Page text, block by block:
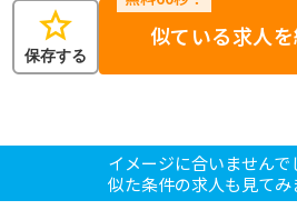
star
保存する
似ている求人
イメージに合いませんで
似た条件の求人も見てみ